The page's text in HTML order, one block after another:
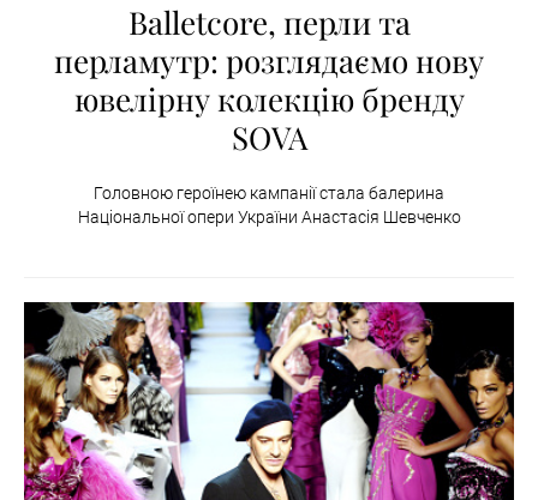
Balletcore, перли та
перламутр: розглядаємо нову
ювелірну колекцію бренду
SOVA
Головною героїнею кампанії стала балерина
Національної опери України Анастасія Шевченко